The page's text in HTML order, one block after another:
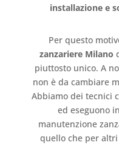
installazione e
Per questo
zanzariere Milano
piuttosto unico. A
non è da cambiare
Abbiamo dei tecnici
ed eseguono
manutenzione
quello che per